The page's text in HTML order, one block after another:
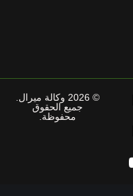
© 2026 وكالة ميرال.
جميع الحقوق
محفوظة.